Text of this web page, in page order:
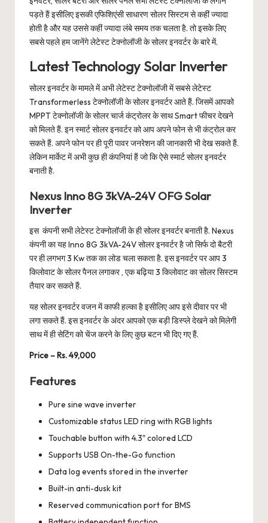
पड़ते हैं इसीलिए इसकी एफिशिएंसी साधारण सोलर सिस्टम से कहीं ज्यादा
होती है और यह उससे कहीं ज्यादा लंबे समय तक चलता है. तो इसके लिए
सबसे पहले हम जानेंगे लेटेस्ट टेक्नोलॉजी के सोलर इनवर्टर के बारे में.
Latest Technology Solar Inverter
सोलर इनवर्टर के मामले में अभी लेटेस्ट टेक्नोलॉजी में सबसे लेटेस्ट
Transformerless टेक्नोलॉजी के सोलर इनवर्टर आते हैं. जिसमें आपको
MPPT टेक्नोलॉजी के सोलर चार्ज कंट्रोलर के साथ Smart फीचर देखने
को मिलते हैं. इन स्मार्ट सोलर इनवर्टर को आप अपने फोन से भी कंट्रोल कर
सकते हैं. अपने फोन पर ही पूरी पावर जनरेशन की जानकारी भी देख सकते हैं.
लेकिन मार्केट में अभी कुछ ही कंपनियां हैं जो कि ऐसे स्मार्ट सोलर इनवर्टर
बनाती है.
Nexus Inno 8G 3kVA-24V OFG Solar
Inverter
इस कंपनी सभी लेटेस्ट टेक्नोलॉजी के ही सोलर इनवर्टर बनाती है. Nexus
कंपनी का यह Inno 8G 3kVA-24V सोलर इनवर्टर है जो सिर्फ दो बैटरी
पर ही लगभग 3 Kw तक का लोड चला सकता है. इस इनवर्टर पर आप 3
किलोवाट के सोलर पैनल लगाकर , एक बढ़िया 3 किलोवाट का सोलर सिस्टम
तैयार कर सकते हैं.
यह सोलर इनवर्टर वजन में काफी हल्का है इसीलिए आप इसे दीवार पर भी
लगा सकते हैं. इस इनवर्टर के अंदर आपको एक बड़ी डिस्प्ले देखने को मिलेगी
साथ में ही सेटिंग को चेंज करने के लिए कुछ बटन भी दिए गए हैं.
Price – Rs. 49,000
Features
Pure sine wave inverter
Customizable status LED ring with RGB lights
Touchable button with 4.3″ colored LCD
Supports USB On-the-Go function
Data log events stored in the inverter
Built-in anti-dusk kit
Reserved communication port for BMS